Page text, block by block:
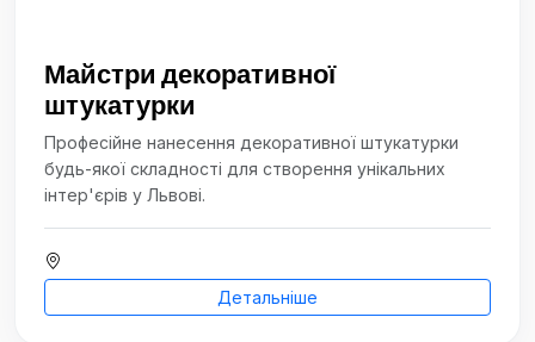
Майстри декоративної
штукатурки
Професійне нанесення декоративної штукатурки
будь-якої складності для створення унікальних
інтер'єрів у Львові.
Детальніше